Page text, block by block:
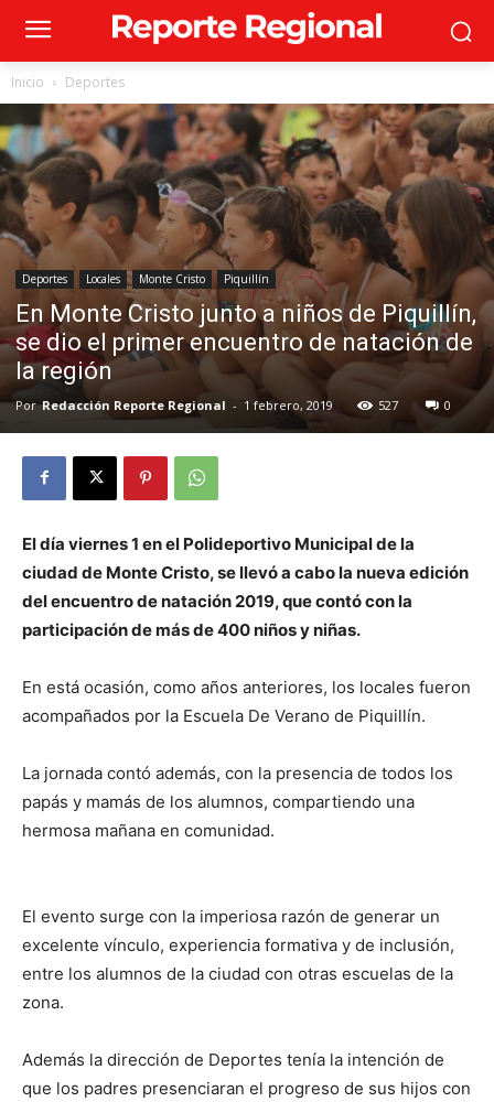
Inicio Deportes
Deportes Locales Monte Cristo Piquillín
En Monte Cristo junto a niños de Piquillín,
se dio el primer encuentro de natación de
la región
Por Redacción Reporte Regional - 1 febrero, 2019 527 0
El día viernes 1 en el Polideportivo Municipal de la
ciudad de Monte Cristo, se llevó a cabo la nueva edición
del encuentro de natación 2019, que contó con la
participación de más de 400 niños y niñas.
En está ocasión, como años anteriores, los locales fueron
acompañados por la Escuela De Verano de Piquillín.
La jornada contó además, con la presencia de todos los
papás y mamás de los alumnos, compartiendo una
hermosa mañana en comunidad.
El evento surge con la imperiosa razón de generar un
excelente vínculo, experiencia formativa y de inclusión,
entre los alumnos de la ciudad con otras escuelas de la
zona.
Además la dirección de Deportes tenía la intención de
que los padres presenciaran el progreso de sus hijos con